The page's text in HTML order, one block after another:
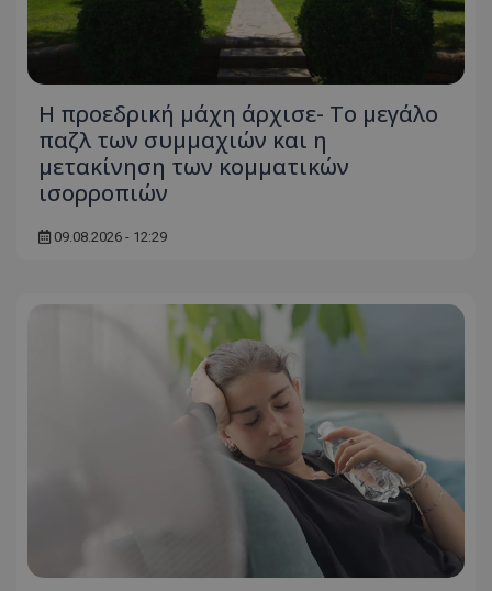
Η προεδρική μάχη άρχισε- Το μεγάλο
παζλ των συμμαχιών και η
μετακίνηση των κομματικών
ισορροπιών
09.08.2026 - 12:29